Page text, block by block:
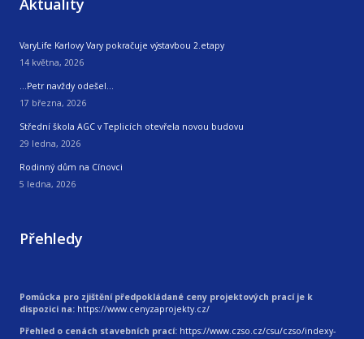
VaryLife Karlovy Vary pokračuje výstavbou 2.etapy
14 května, 2026
…Petr navždy odešel…
17 března, 2026
Střední škola AGC v Teplicích otevřela novou budovu
29 ledna, 2026
Rodinný dům na Cínovci
5 ledna, 2026
Přehledy
Pomůcka pro zjištění předpokládané ceny projektových prací je k
dispozici na: https://www.cenyzaprojekty.cz/
Přehled o cenách stavebních prací: https://www.czso.cz/csu/czso/indexy-